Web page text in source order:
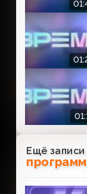
Ещё записи